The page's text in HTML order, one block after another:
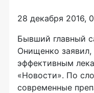
28 декабря 2016,
Бывший главный
Онищенко заявил,
эффективным
«Новости». По
современные